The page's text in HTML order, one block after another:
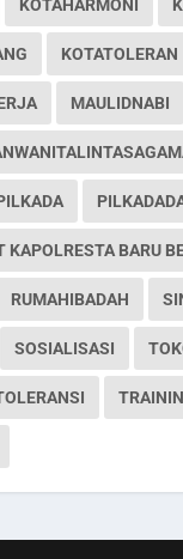
KOTAHARMONI
KOTATOLERAN
MAULIDNABI
KAPOLRESTA BARU
RUMAHIBADAH
SOSIALISASI